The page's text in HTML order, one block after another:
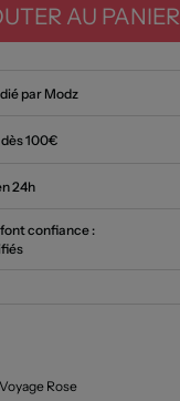
AU PANIER
par Modz
100€
24h
confiance :
Rose